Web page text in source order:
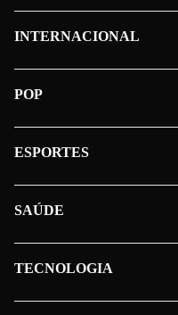
INTERNACIONAL
POP
ESPORTES
SAÚDE
TECNOLOGIA